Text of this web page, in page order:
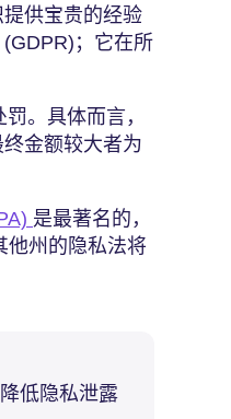
供宝贵的经验
；它在所
。具体而言，
金额较大者为
是最著名的，
他州的隐私法将
低隐私泄露